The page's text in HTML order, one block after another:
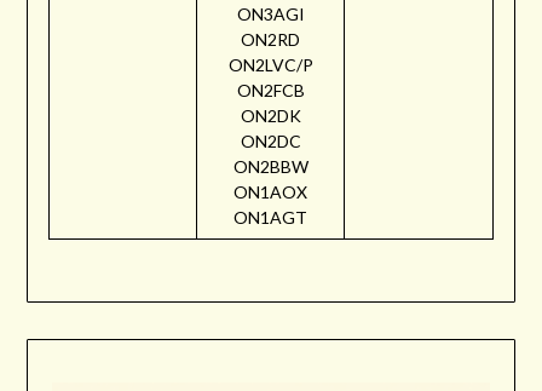
ON3AGI
ON2RD
ON2LVC/P
ON2FCB
ON2DK
ON2DC
ON2BBW
ON1AOX
ON1AGT